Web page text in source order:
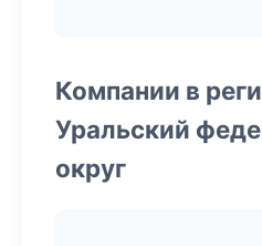
Компании в
Уральский
округ